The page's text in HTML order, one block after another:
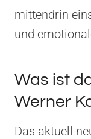
mittendrin
und
Was ist
Werner
Das aktuell